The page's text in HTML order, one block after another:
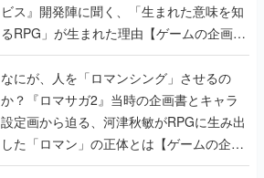
ビス』開発陣に聞く、「生まれた意味を知
るRPG」が生まれた理由【ゲームの企画
書】
なにが、人を「ロマンシング」させるの
か？『ロマサガ2』当時の企画書とキャラ
設定画から迫る、河津秋敏がRPGに生み出
した「ロマン」の正体とは【ゲームの企画
書】